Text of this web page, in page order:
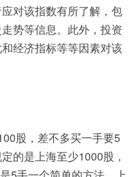
对该指数有所了解，包
势等信息。此外，投资
经济指标等等因素对该
股，差不多买一手要5
的是上海至少1000股，